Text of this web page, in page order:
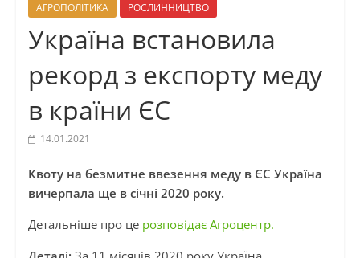
АГРОПОЛІТИКА РОСЛИННИЦТВО
Україна встановила
рекорд з експорту меду
в країни ЄС
14.01.2021
Квоту на безмитне ввезення меду в ЄС Україна
вичерпала ще в січні 2020 року.
Детальніше про церозповідає Агроцентр.